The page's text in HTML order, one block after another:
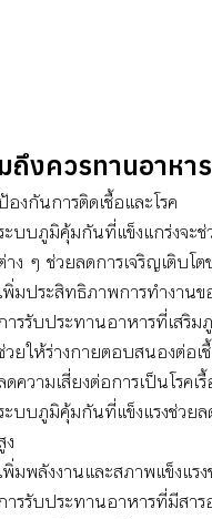
ถึงควรทานอาหา
องกันการติดเชื้อและโรค
ะบบภูมิคุ้มกันที่แข็งแกร่งจะช่
าง ๆ ช่วยลดการเจริญเติบโต
เพิ่มประสิทธิภาพการทำงาน
ารรับประทานอาหารที่เสริ
วยให้ร่างกายตอบสนองต่อเ
ดความเสี่ยงต่อการเป็นโรคเรื้
ะบบภูมิคุ้มกันที่แข็งแรงช่วยล
ง
เพิ่มพลังงานและสภาพแข็งแร
ารรับประทานอาหารที่มีสา